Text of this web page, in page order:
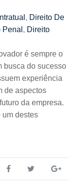
, Direito De
Penal , Direito
é sempre o
busca do sucesso
experiência
de aspectos
da empresa.
um destes